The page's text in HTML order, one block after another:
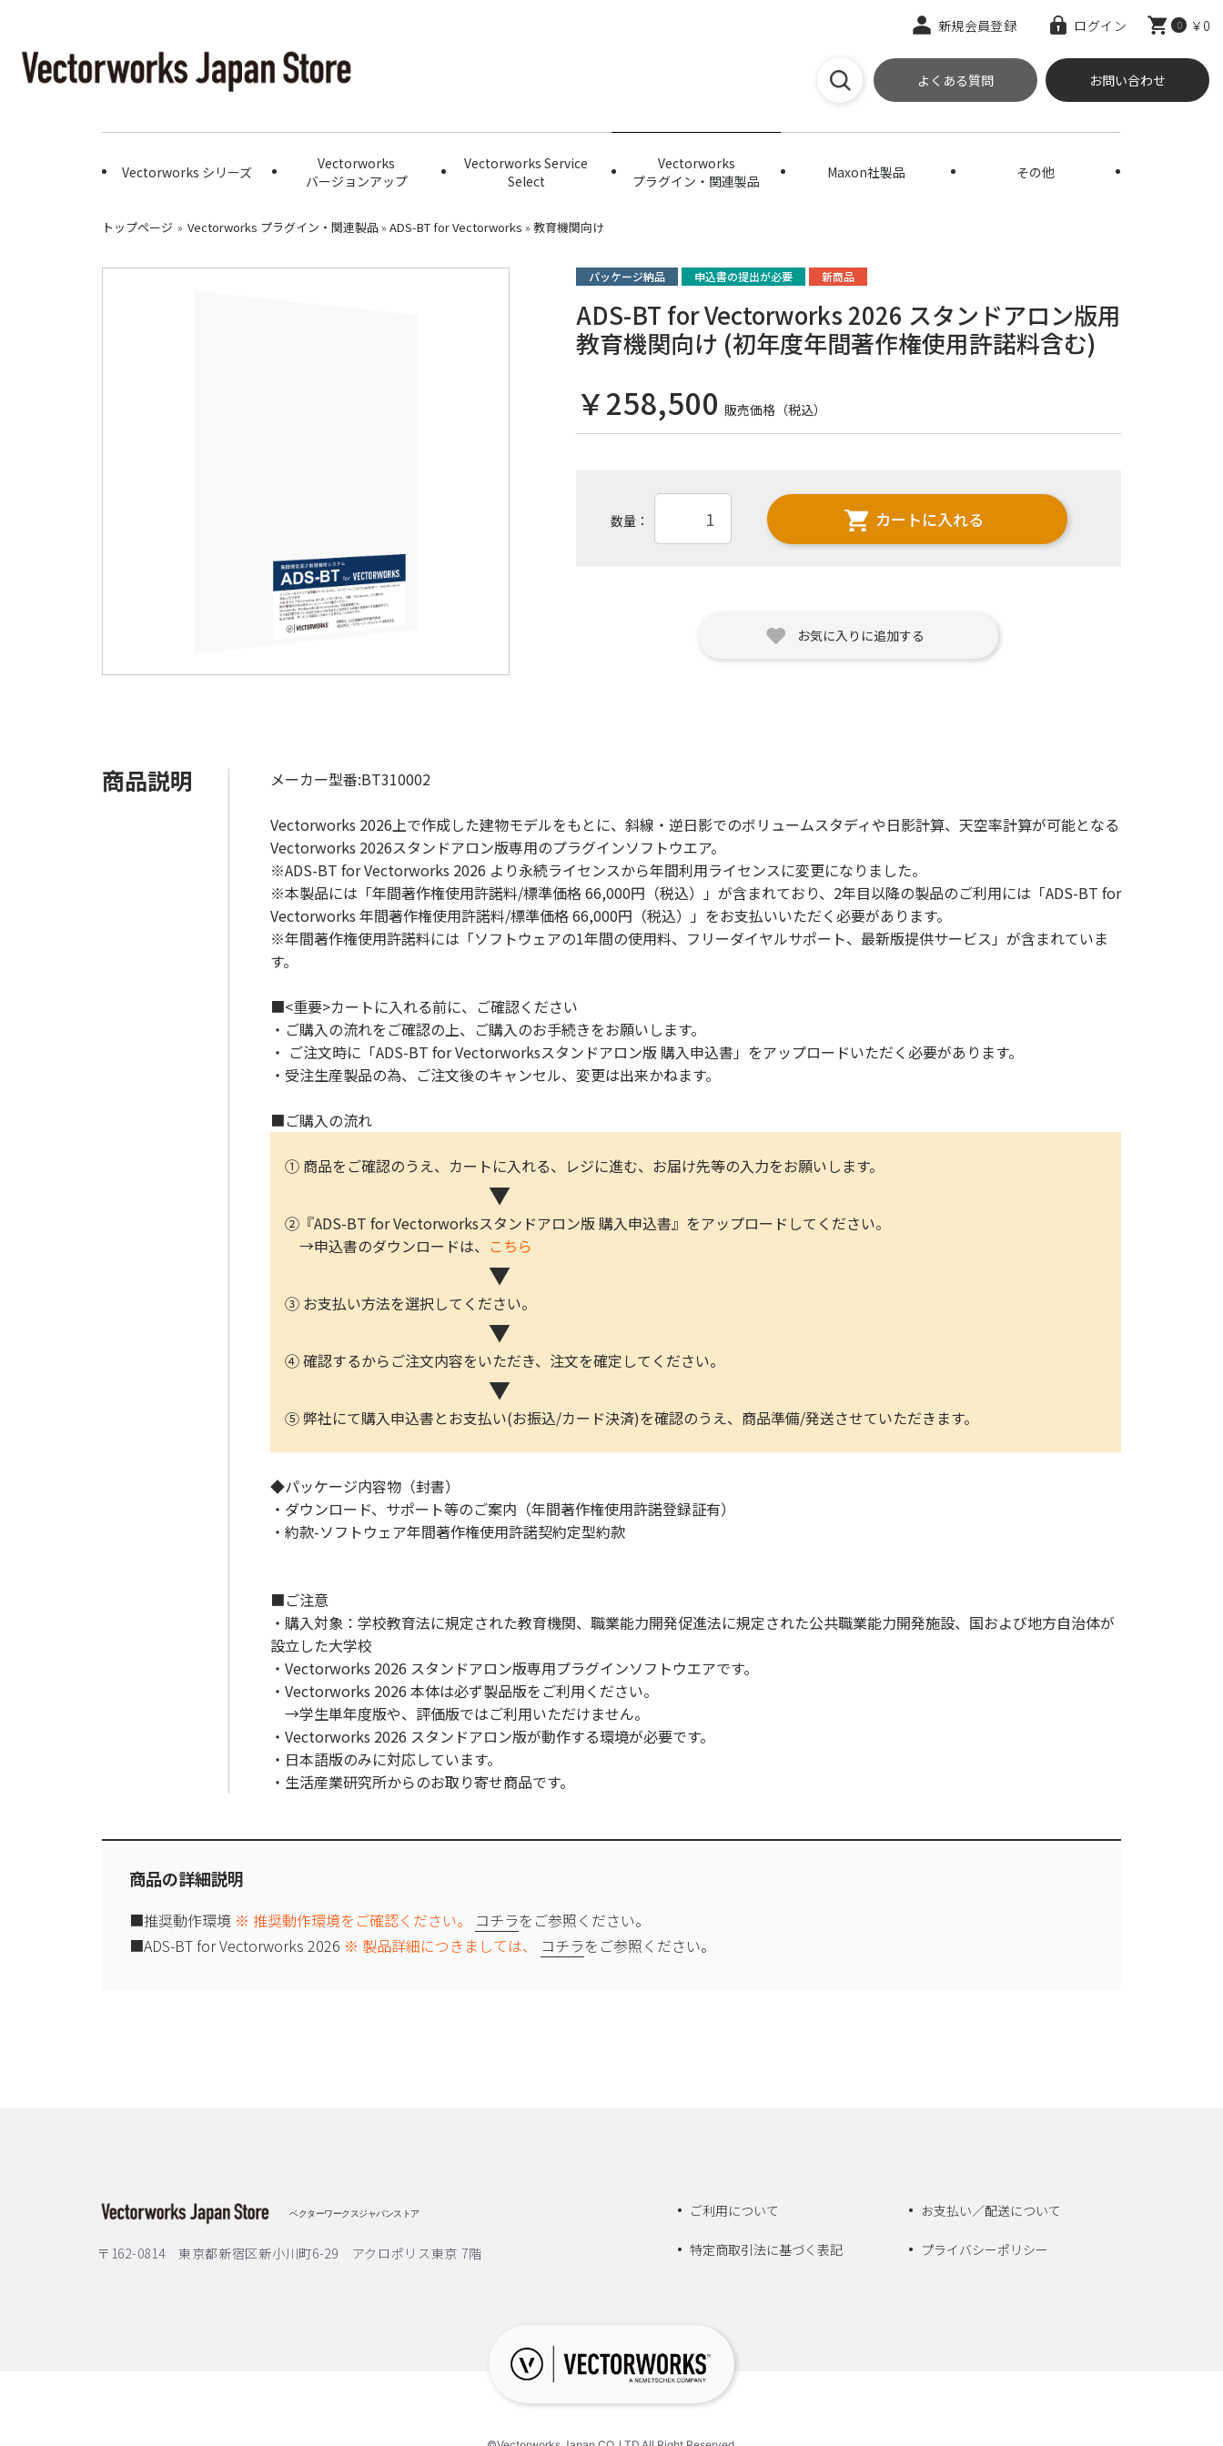
新規会員登録 ログイン 0 ￥0
よくある質問 お問い合わせ
Vectorworks シリーズ
Vectorworks
バージョンアップ
Vectorworks Service
Select
Vectorworks
プラグイン・関連製品
Maxon社製品 その他
トップページ » Vectorworks プラグイン・関連製品» ADS-BT for Vectorworks » 教育機関向け
パッケージ納品 申込書の提出が必要 新商品
ADS-BT for Vectorworks 2026 スタンドアロン版用
教育機関向け (初年度年間著作権使用許諾料含む)
￥258,500 販売価格（税込）
数量： カートに入れる
お気に入りに追加する
商品説明 メーカー型番:BT310002
Vectorworks 2026上で作成した建物モデルをもとに、斜線・逆日影でのボリュームスタディや日影計算、天空率計算が可能となる
Vectorworks 2026スタンドアロン版専用のプラグインソフトウエア。
※ADS-BT for Vectorworks 2026 より永続ライセンスから年間利用ライセンスに変更になりました。
※本製品には「年間著作権使用許諾料/標準価格 66,000円（税込）」が含まれており、2年目以降の製品のご利用には「ADS-BT for
Vectorworks 年間著作権使用許諾料/標準価格 66,000円（税込）」をお支払いいただく必要があります。
※年間著作権使用許諾料には「ソフトウェアの1年間の使用料、フリーダイヤルサポート、最新版提供サービス」が含まれていま
す。
■<重要>カートに入れる前に、ご確認ください
・ご購入の流れをご確認の上、ご購入のお手続きをお願いします。
・ ご注文時に「ADS-BT for Vectorworksスタンドアロン版 購入申込書」をアップロードいただく必要があります。
・受注生産製品の為、ご注文後のキャンセル、変更は出来かねます。
■ご購入の流れ
① 商品をご確認のうえ、カートに入れる、レジに進む、お届け先等の入力をお願いします。
▼
②『ADS-BT for Vectorworksスタンドアロン版 購入申込書』をアップロードしてください。
→申込書のダウンロードは、 こちら
▼
③ お支払い方法を選択してください。
▼
④ 確認するからご注文内容をいただき、注文を確定してください。
▼
⑤ 弊社にて購入申込書とお支払い(お振込/カード決済)を確認のうえ、商品準備/発送させていただきます。
◆パッケージ内容物（封書）
・ダウンロード、サポート等のご案内（年間著作権使用許諾登録証有）
・約款-ソフトウェア年間著作権使用許諾契約定型約款
■ご注意
・購入対象：学校教育法に規定された教育機関、職業能力開発促進法に規定された公共職業能力開発施設、国および地方自治体が
設立した大学校
・Vectorworks 2026 スタンドアロン版専用プラグインソフトウエアです。
・Vectorworks 2026 本体は必ず製品版をご利用ください。
→学生単年度版や、評価版ではご利用いただけません。
・Vectorworks 2026 スタンドアロン版が動作する環境が必要です。
・日本語版のみに対応しています。
・生活産業研究所からのお取り寄せ商品です。
商品の詳細説明
■推奨動作環境 ※ 推奨動作環境をご確認ください。 コチラをご参照ください。
■ADS-BT for Vectorworks 2026 ※ 製品詳細につきましては、 コチラをご参照ください。
ベクターワークスジャパンストア
〒162-0814 東京都新宿区新小川町6-29 アクロポリス東京 7階
ご利用について お支払い／配送について
特定商取引法に基づく表記 プライバシーポリシー